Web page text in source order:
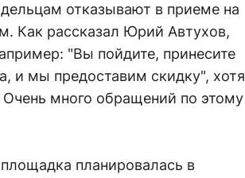
отказывают в приеме на
Как рассказал Юрий Автухов,
"Вы пойдите, принесите
и мы предоставим скидку", хотя
много обращений по этому
планировалась в